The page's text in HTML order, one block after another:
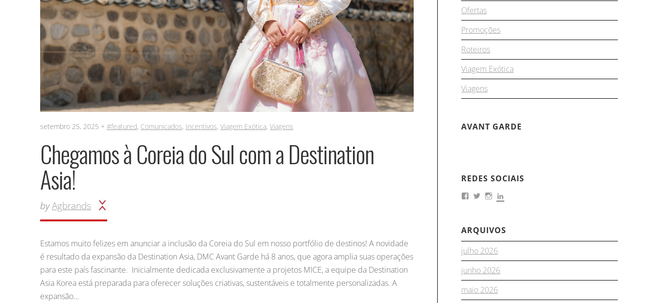
setembro 25, 2025 + #featured, Comunicados, Incentivos, Viagem Exótica, Viagens
Chegamos à Coreia do Sul com a Destination
Asia!
byAgbrands
Estamos muito felizes em anunciar a inclusão da Coreia do Sul em nosso portfólio de destinos! A novidade
é resultado da expansão da Destination Asia, DMC Avant Garde há 8 anos, que agora amplia suas operações
para este país fascinante. Inicialmente dedicada exclusivamente a projetos MICE, a equipe da Destination
Asia Korea está preparada para oferecer soluções criativas, sustentáveis e totalmente personalizadas. A
expansão…
Ofertas
Promoções
Roteiros
Viagem Exótica
Viagens
AVANT GARDE
REDES SOCIAIS
ARQUIVOS
julho 2026
junho 2026
maio 2026